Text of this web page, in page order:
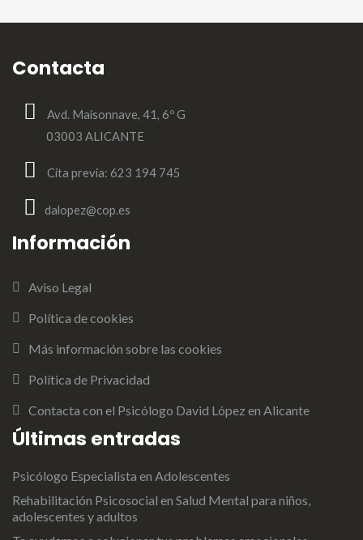
Contacta
Avd. Maisonnave, 41, 6º G
03003 ALICANTE
Cita previa: 623 194 745
dalopez@cop.es
Información
Aviso Legal
Política de cookies
Más información sobre las cookies
Política de Privacidad
Contacta con el Psicólogo David López en Alicante
Últimas entradas
Psicólogo Especialista en Adolescentes
Rehabilitación Psicosocial en Salud Mental para niños,
adolescentes y adultos